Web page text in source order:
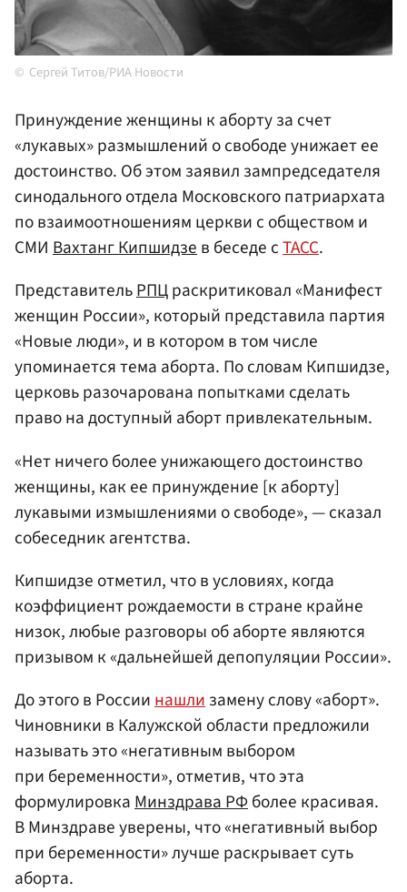
Сергей Титов/РИА Новости
Принуждение женщины к аборту за счет
«лукавых» размышлений о свободе унижает ее
достоинство. Об этом заявил зампредседателя
синодального отдела Московского патриархата
по взаимоотношениям церкви с обществом и
СМИ Вахтанг Кипшидзев беседе сТАСС.
ПредставительРПЦраскритиковал «Манифест
женщин России», который представила партия
«Новые люди», и в котором в том числе
упоминается тема аборта. По словам Кипшидзе,
церковь разочарована попытками сделать
право на доступный аборт привлекательным.
«Нет ничего более унижающего достоинство
женщины, как ее принуждение [к аборту]
лукавыми измышлениями о свободе», — сказал
собеседник агентства.
Кипшидзе отметил, что в условиях, когда
коэффициент рождаемости в стране крайне
низок, любые разговоры об аборте являются
призывом к «дальнейшей депопуляции России».
До этого в Россиинашлизамену слову «аборт».
Чиновники в Калужской области предложили
называть это «негативным выбором
при беременности», отметив, что эта
формулировкаМинздрава РФболее красивая.
В Минздраве уверены, что «негативный выбор
при беременности» лучше раскрывает суть
аборта.